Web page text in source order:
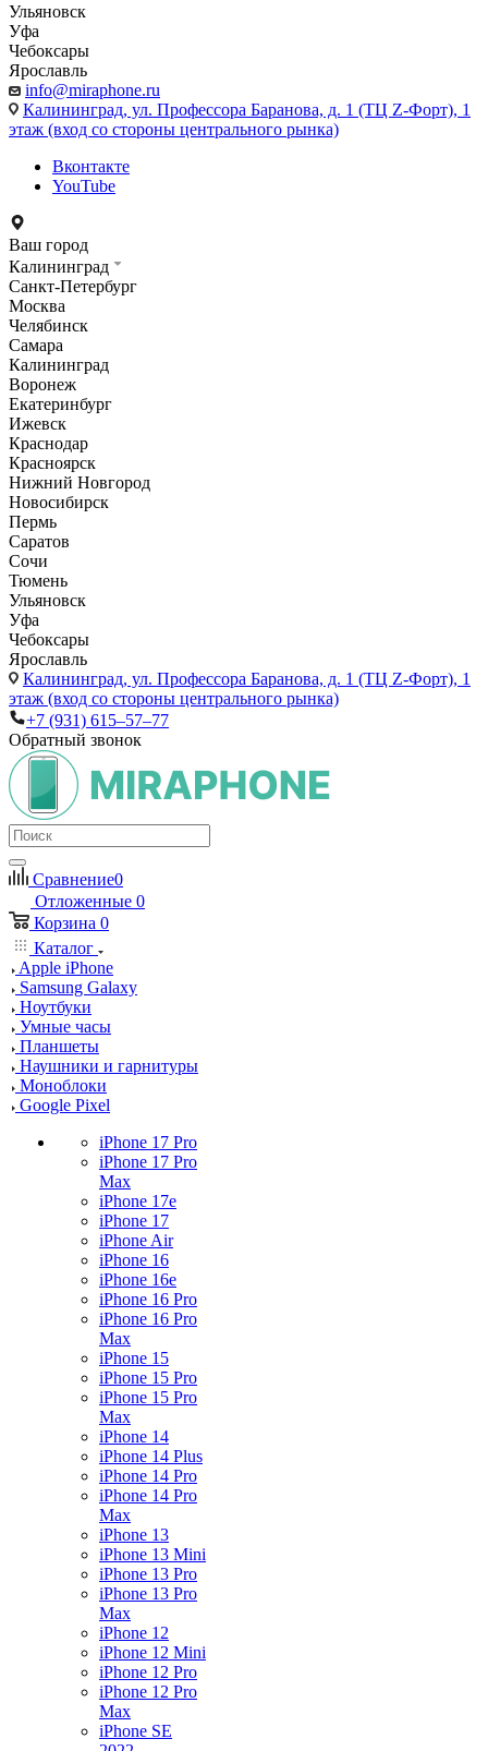
Ульяновск
Уфа
Чебоксары
Ярославль
info@miraphone.ru
Калининград, ул. Профессора Баранова, д. 1 (ТЦ Z-Форт), 1
этаж (вход со стороны центрального рынка)
Вконтакте
YouTube
Ваш город
Калининград
Санкт-Петербург
Москва
Челябинск
Самара
Калининград
Воронеж
Екатеринбург
Ижевск
Краснодар
Красноярск
Нижний Новгород
Новосибирск
Пермь
Саратов
Сочи
Тюмень
Ульяновск
Уфа
Чебоксары
Ярославль
Калининград, ул. Профессора Баранова, д. 1 (ТЦ Z-Форт), 1
этаж (вход со стороны центрального рынка)
+7 (931) 615‒57‒77
Обратный звонок
Сравнение0
Отложенные 0
Корзина 0
Каталог
Apple iPhone
Samsung Galaxy
Ноутбуки
Умные часы
Планшеты
Наушники и гарнитуры
Моноблоки
Google Pixel
iPhone 17 Pro
iPhone 17 Pro
Max
iPhone 17e
iPhone 17
iPhone Air
iPhone 16
iPhone 16e
iPhone 16 Pro
iPhone 16 Pro
Max
iPhone 15
iPhone 15 Pro
iPhone 15 Pro
Max
iPhone 14
iPhone 14 Plus
iPhone 14 Pro
iPhone 14 Pro
Max
iPhone 13
iPhone 13 Mini
iPhone 13 Pro
iPhone 13 Pro
Max
iPhone 12
iPhone 12 Mini
iPhone 12 Pro
iPhone 12 Pro
Max
iPhone SE